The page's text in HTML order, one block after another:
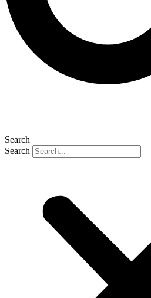
Search
Search